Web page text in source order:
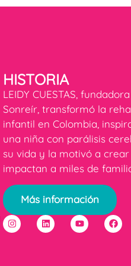
HISTORIA
LEIDY CUESTAS,
Sonreír, transformó la
infantil en Colombia,
una niña con parálisis
su vida y la motivó a crear
impactan a miles de
Más información